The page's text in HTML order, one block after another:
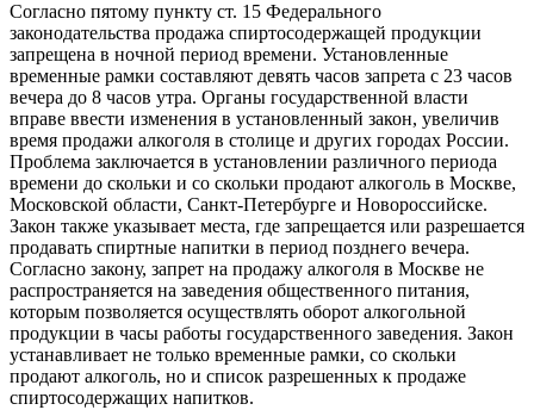
Согласно пятому пункту ст. 15 Федерального
законодательства продажа спиртосодержащей продукции
запрещена в ночной период времени. Установленные
временные рамки составляют девять часов запрета с 23 часов
вечера до 8 часов утра. Органы государственной власти
вправе ввести изменения в установленный закон, увеличив
время продажи алкоголя в столице и других городах России.
Проблема заключается в установлении различного периода
времени до скольки и со скольки продают алкоголь в Москве,
Московской области, Санкт-Петербурге и Новороссийске.
Закон также указывает места, где запрещается или разрешается
продавать спиртные напитки в период позднего вечера.
Согласно закону, запрет на продажу алкоголя в Москве не
распространяется на заведения общественного питания,
которым позволяется осуществлять оборот алкогольной
продукции в часы работы государственного заведения. Закон
устанавливает не только временные рамки, со скольки
продают алкоголь, но и список разрешенных к продаже
спиртосодержащих напитков.